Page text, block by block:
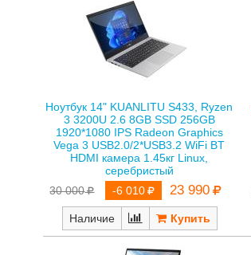
Ноутбук 14" KUANLITU S433, Ryzen
3 3200U 2.6 8GB SSD 256GB
1920*1080 IPS Radeon Graphics
Vega 3 USB2.0/2*USB3.2 WiFi BT
HDMI камера 1.45кг Linux,
серебристый
30 000
-6 010 23 990
Наличие